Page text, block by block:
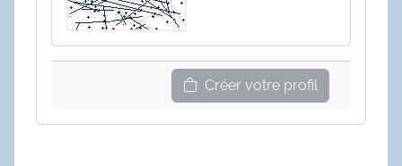
Créer votre profil